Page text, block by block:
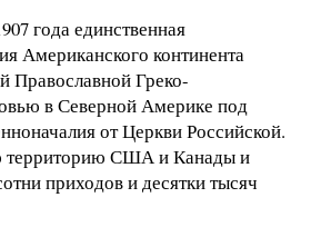
года единственная
Американского континента
Православной Греко-
в Северной Америке под
от Церкви Российской.
территорию США и Канады и
приходов и десятки тысяч